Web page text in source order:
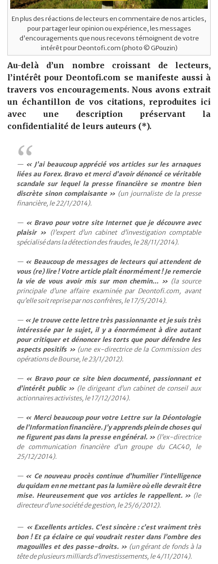
En plus des réactions de lecteurs en commentaire de nos articles,
pour partager leur opinion ou expérience, les messages
d’encouragements que nous recevons témoignent de votre
intérêt pour Deontofi.com (photo © GPouzin)
Au-delà d’un nombre croissant de lecteurs,
l’intérêt pour Deontofi.com se manifeste aussi à
travers vos encouragements. Nous avons extrait
un échantillon de vos citations, reproduites ici
avec une description préservant la
confidentialité de leurs auteurs (*).
« J’ai beaucoup apprécié vos articles sur les arnaques
liées au Forex. Bravo et merci d’avoir dénoncé ce véritable
scandale sur lequel la presse financière se montre bien
discrète sinon complaisante » (un journaliste de la presse
financière, le 22/1/2014).
« Bravo pour votre site Internet que je découvre avec
plaisir » (l’expert d’un cabinet d’investigation comptable
spécialisé dans la détection des fraudes, le 28/11/2014).
« Beaucoup de messages de lecteurs qui attendent de
vous (re) lire ! Votre article plaît énormément ! Je remercie
la vie de vous avoir mis sur mon chemin… » (la source
principale d’une affaire examinée par Deontofi.com, avant
qu’elle soit reprise par nos confrères, le 17/5/2014).
« Je trouve cette lettre très passionnante et je suis très
intéressée par le sujet, il y a énormément à dire autant
pour critiquer et dénoncer les torts que pour défendre les
aspects positifs »(une ex-directrice de la Commission des
opérations de Bourse, le 23/1/2012).
« Bravo pour ce site bien documenté, passionnant et
d’intérêt public » (le dirigeant d’un cabinet de conseil aux
actionnaires activistes, le 17/12/2014).
« Merci beaucoup pour votre Lettre sur la Déontologie
de l’Information financière. J’y apprends plein de choses qui
ne figurent pas dans la presse en général. » (l’ex-directrice
de communication financière d’un groupe du CAC40, le
25/12/2014).
« Ce nouveau procès continue d’humilier l’intelligence
du quidam en ne mettant pas la lumière où elle devrait être
mise. Heureusement que vos articles le rappellent. » (le
directeur d’une société de gestion, le 25/6/2012).
« Excellents articles. C’est sincère : c’est vraiment très
bon ! Et ça éclaire ce qui voudrait rester dans l’ombre des
magouilles et des passe-droits. »(un gérant de fonds à la
tête de plusieurs milliards d’investissements, le 4/11/2014).